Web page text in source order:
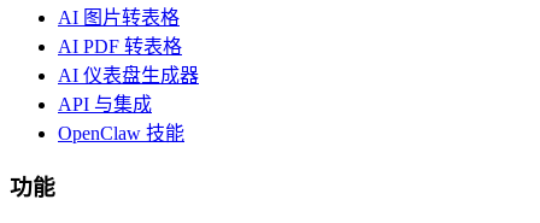
AI 图片转表格
AI PDF 转表格
AI 仪表盘生成器
API 与集成
OpenClaw 技能
功能